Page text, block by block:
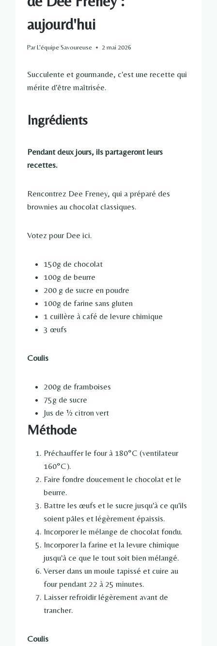
aujourd'hui
ParL'équipe Savoureuse 2 mai 2026
Succulente et gourmande, c'est une recette qui
mérite d'être maîtrisée.
Ingrédients
Pendant deux jours, ils partageront leurs
recettes.
Rencontrez Dee Freney, qui a préparé des
brownies au chocolat classiques.
Votez pour Dee ici.
150g de chocolat
100g de beurre
200 g de sucre en poudre
100g de farine sans gluten
1 cuillère à café de levure chimique
3 œufs
Coulis
200g de framboises
75g de sucre
Jus de ½ citron vert
Méthode
Préchauffer le four à 180°C (ventilateur
160°C).
Faire fondre doucement le chocolat et le
beurre.
Battre les œufs et le sucre jusqu'à ce qu'ils
soient pâles et légèrement épaissis.
Incorporer le mélange de chocolat fondu.
Incorporer la farine et la levure chimique
jusqu'à ce que le tout soit bien mélangé.
Verser dans un moule tapissé et cuire au
four pendant 22 à 25 minutes.
Laisser refroidir légèrement avant de
trancher.
Coulis